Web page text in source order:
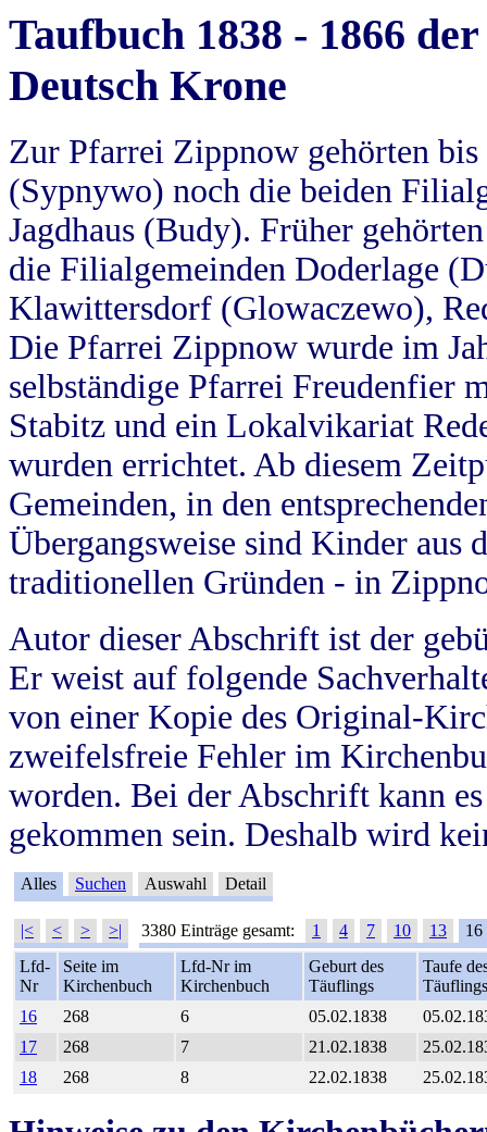
Taufbuch 1838 - 1866
Deutsch Krone
Zur Pfarrei Zippnow gehörten
(Sypnywo) noch die beiden
Jagdhaus (Budy). Früher
die Filialgemeinden Doderlage
Klawittersdorf (Glowaczewo),
Die Pfarrei Zippnow wurde im
selbständige Pfarrei Freudenfier
Stabitz und ein Lokalvikariat
wurden errichtet. Ab diesem
Gemeinden, in den
Übergangsweise sind Kinder aus
traditionellen Gründen - in
Autor dieser Abschrift ist der
Er weist auf folgende
von einer Kopie des Original-
zweifelsfreie Fehler im
worden. Bei der Abschrift kann
gekommen sein. Deshalb wird
Alles Suchen Auswahl Detail
|< < > >| 3380 Einträge gesamt: 1 4 7 10 13
16
Lfd-
Nr
Seite im
Kirchenbuch
Lfd-Nr im
Kirchenbuch
Geburt des
Täuflings
Taufe
Täuflings
16
268 6 05.02.1838
17
268 7 21.02.1838
18
268 8 22.02.1838